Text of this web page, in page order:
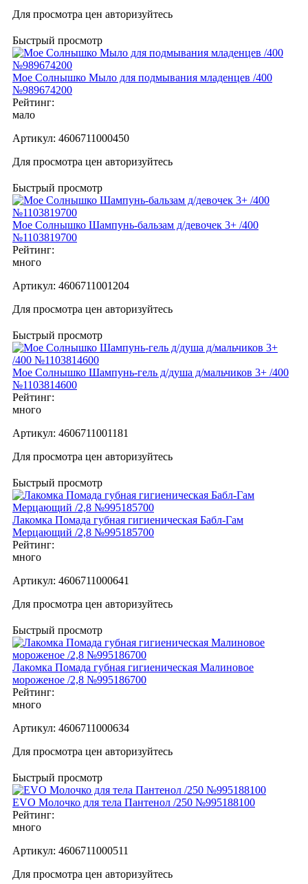
Для просмотра цен авторизуйтесь
Быстрый просмотр
Мое Cолнышко Мыло для подмывания младенцев /400
№989674200
Рейтинг:
мало
Артикул: 4606711000450
Для просмотра цен авторизуйтесь
Быстрый просмотр
Мое Cолнышко Шампунь-бальзам д/девочек 3+ /400
№1103819700
Рейтинг:
много
Артикул: 4606711001204
Для просмотра цен авторизуйтесь
Быстрый просмотр
Мое Cолнышко Шампунь-гель д/душа д/мальчиков 3+ /400
№1103814600
Рейтинг:
много
Артикул: 4606711001181
Для просмотра цен авторизуйтесь
Быстрый просмотр
Лакомка Помада губная гигиеническая Бабл-Гам
Мерцающий /2,8 №995185700
Рейтинг:
много
Артикул: 4606711000641
Для просмотра цен авторизуйтесь
Быстрый просмотр
Лакомка Помада губная гигиеническая Малиновое
мороженое /2,8 №995186700
Рейтинг:
много
Артикул: 4606711000634
Для просмотра цен авторизуйтесь
Быстрый просмотр
EVO Молочко для тела Пантенол /250 №995188100
Рейтинг:
много
Артикул: 4606711000511
Для просмотра цен авторизуйтесь